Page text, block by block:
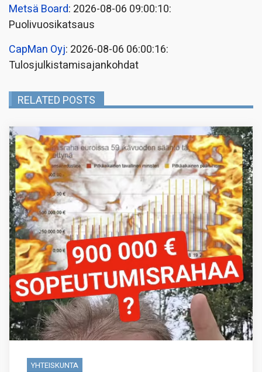
Metsä Board: 2026-08-06 09:00:10:
Puolivuosikatsaus
CapMan Oyj: 2026-08-06 06:00:16:
Tulosjulkistamisajankohdat
RELATED POSTS
YHTEISKUNTA